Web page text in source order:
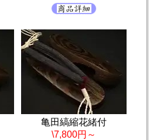
亀田縞縮花緒付
\7,800円～